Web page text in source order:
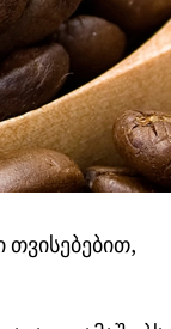
თვისებებით,